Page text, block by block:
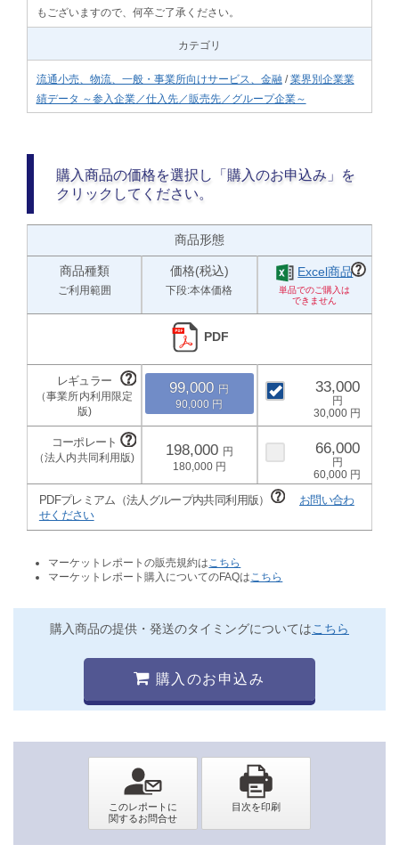
もございますので、何卒ご了承ください。
カテゴリ
流通小売、物流、一般・事業所向けサービス、金融 /業界別企業業
績データ ～参入企業／仕入先／販売先／グループ企業～
購入商品の価格を選択し「購入のお申込み」を
クリックしてください。
商品形態
商品種類
ご利用範囲
価格(税込)
下段:本体価格
Excel商品
PDF
99,000
90,000
33,000
30,000
198,000
180,000
66,000
60,000
PDFプレミアム（法人グループ内共同利用版）
お問い合わ
せください
マーケットレポートの販売規約は こちら
マーケットレポート購入についてのFAQは こちら
購入商品の提供・発送のタイミングについてはこちら
購入のお申込み